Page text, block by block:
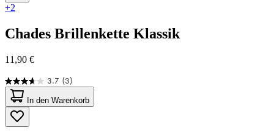
+2
Chades Brillenkette Klassik
11,90 €
3.7 (3)
3.7
von
5
Sternen.
3
In den Warenkorb